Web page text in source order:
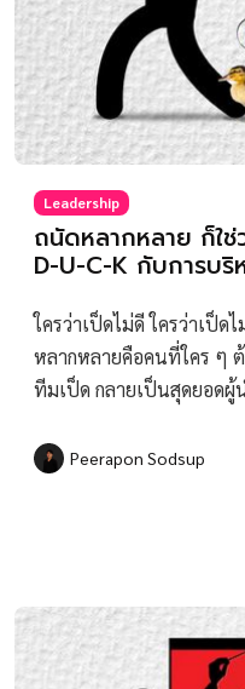
Leadership
ถนัดหลากหลาย ก็ใช่
D-U-C-K กับการบ
ใครว่าเป็ดไม่ดี ใครว่าเป็
หลากหลายคือคนที่ใคร ๆ ต้
ทีมเป็ด กลายเป็นสุดยอด
Peerapon Sodsup